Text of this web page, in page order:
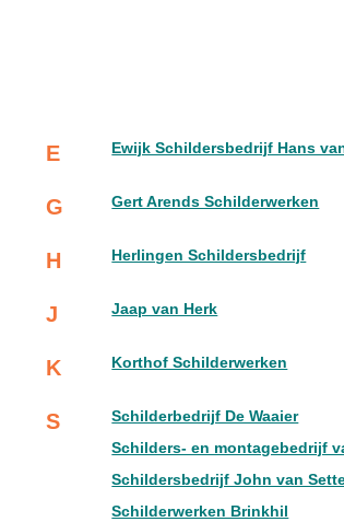
E Ewijk Schildersbedrijf Hans
G Gert Arends Schilderwerken
H Herlingen Schildersbedrijf
J Jaap van Herk
K Korthof Schilderwerken
S
Schilderbedrijf De Waaier
Schilders- en montagebedrijf
Schildersbedrijf John van
Schilderwerken Brinkhil